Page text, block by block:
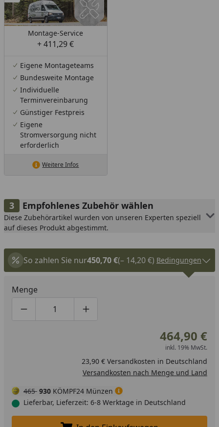
Montage-Service
+ 411,29 €
Eigene Montageteams
Bundesweite Montage
Individuelle
Terminvereinbarung
Günstiger Festpreis
Eigene
Stromversorgung nicht
erforderlich
Weitere Infos
Empfohlenes Zubehör wählen
Diese Zubehörartikel wurden von unseren Experten speziell
auf dieses Produkt abgestimmt.
So zahlen Sie nur450,70 €(– 14,20 €) Bedingungen
Menge
Produktmenge um eins verringern
Produktmenge manuell eingeben
Produktmenge um eins erhöhen
464,90 €
inkl. 19% MwSt.
23,90 € Versandkosten in Deutschland
Versandkosten nach Menge und Land
465 930 KÖMPF24 Münzen
Lieferbar, Lieferzeit: 6-8 Werktage in Deutschland